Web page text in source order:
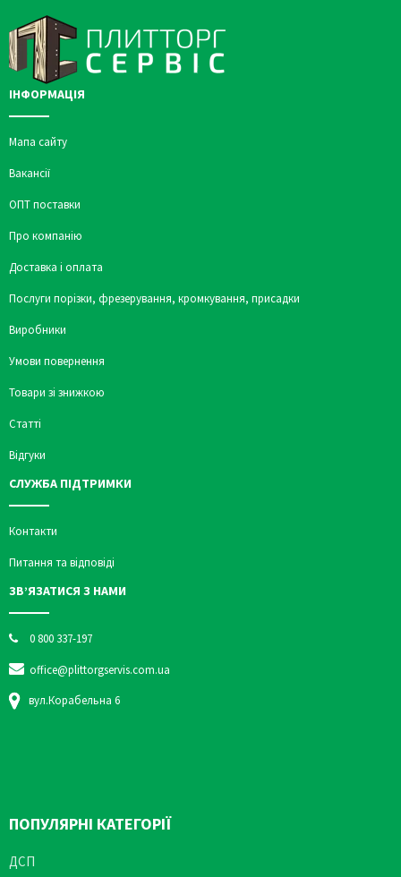
ІНФОРМАЦІЯ
Мапа сайту
Вакансії
ОПТ поставки
Про компанію
Доставка і оплата
Послуги порізки, фрезерування, кромкування, присадки
Виробники
Умови повернення
Товари зі знижкою
Статті
Відгуки
СЛУЖБА ПІДТРИМКИ
Контакти
Питання та відповіді
ЗВ’ЯЗАТИСЯ З НАМИ
0 800 337-197
office@plittorgservis.com.ua
вул.Корабельна 6
ПОПУЛЯРНІ КАТЕГОРІЇ
ДСП